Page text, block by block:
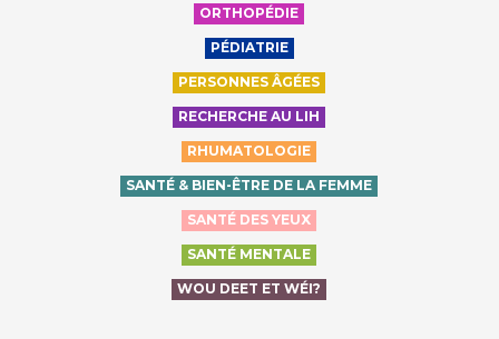
ORTHOPÉDIE
PÉDIATRIE
PERSONNES ÂGÉES
RECHERCHE AU LIH
RHUMATOLOGIE
SANTÉ & BIEN-ÊTRE DE LA FEMME
SANTÉ DES YEUX
SANTÉ MENTALE
WOU DEET ET WÉI?